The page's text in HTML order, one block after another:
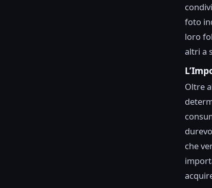
foto
loro
altri a
Oltre
che